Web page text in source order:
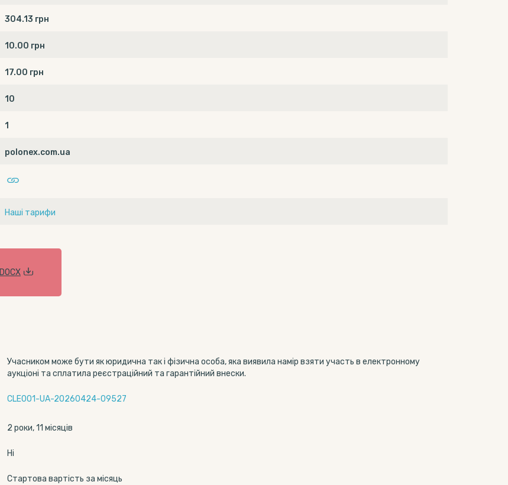
304.13 грн
10.00 грн
17.00 грн
10
1
polonex.com.ua
Наші тарифи
DOCX
Учасником може бути як юридична так і фізична особа, яка виявила намір взяти участь в електронному
аукціоні та сплатила реєстраційний та гарантійний внески.
CLE001-UA-20260424-09527
2 роки, 11 місяців
Ні
Стартова вартість за місяць